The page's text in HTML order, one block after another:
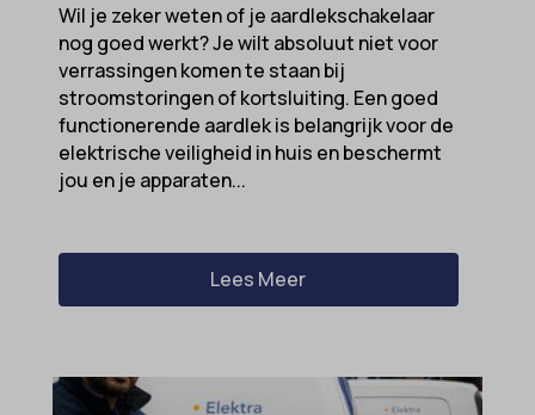
Wil je zeker weten of je aardlekschakelaar
nog goed werkt? Je wilt absoluut niet voor
verrassingen komen te staan bij
stroomstoringen of kortsluiting. Een goed
functionerende aardlek is belangrijk voor de
elektrische veiligheid in huis en beschermt
jou en je apparaten...
Lees Meer